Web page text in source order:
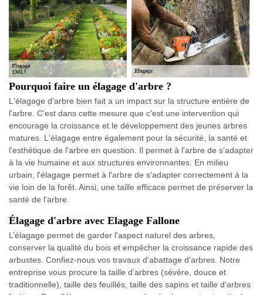
Pourquoi faire un élagage d'arbre ?
L'élagage d'arbre bien fait a un impact sur la structure entière de
l'arbre. C'est dans cette mesure que c'est une intervention qui
encourage la croissance et le développement des jeunes arbres
matures. L'élagage entre également pour la sécurité, la santé et
l'esthétique de l'arbre en question. Il permet à l'arbre de s'adapter
à la vie humaine et aux structures environnantes. En milieu
urbain, l'élagage permet à l'arbre de s'adapter correctement à la
vie loin de la forêt. Ainsi, une taille efficace permet de préserver la
santé de l'arbre.
Élagage d'arbre avec Elagage Fallone
L’élagage permet de garder l'aspect naturel des arbres,
conserver la qualité du bois et empêcher la croissance rapide des
arbustes. Confiez-nous vos travaux d'abattage d’arbres. Notre
entreprise vous procure la taille d’arbres (sévère, douce et
traditionnelle), taille des feuillés, taille des sapins et taille d'arbres